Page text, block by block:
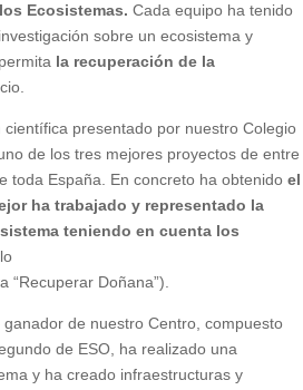
Ecosistemas. Cada equipo ha tenido
sobre un ecosistema y
la recuperación de la
presentado por nuestro Colegio
de los tres mejores proyectos de entre
toda España. En concreto ha obtenido el
ha trabajado y representado la
teniendo en cuenta los
“Recuperar Doñana”).
de nuestro Centro, compuesto
de ESO, ha realizado una
y ha creado infraestructuras y